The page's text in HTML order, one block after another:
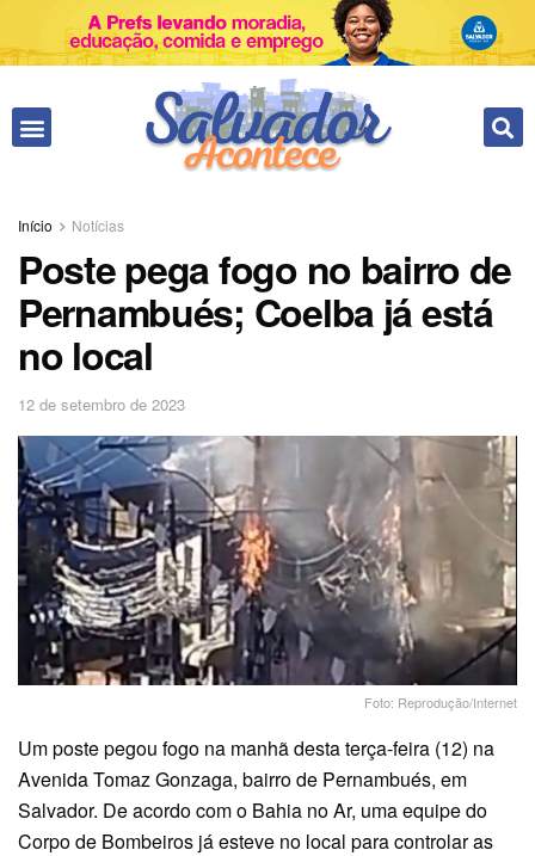
Início Notícias
Poste pega fogo no bairro de
Pernambués; Coelba já está
no local
12 de setembro de 2023
Foto: Reprodução/Internet
Um poste pegou fogo na manhã desta terça-feira (12) na
Avenida Tomaz Gonzaga, bairro de Pernambués, em
Salvador. De acordo com o Bahia no Ar, uma equipe do
Corpo de Bombeiros já esteve no local para controlar as